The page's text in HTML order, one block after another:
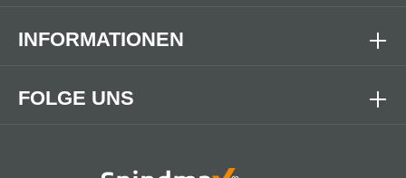
FOLGE UNS
INFORMATIONEN